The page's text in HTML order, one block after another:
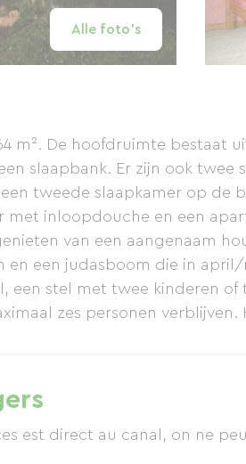
Alle foto's
m². De hoofdruimte bestaat
slaapbank. Er zijn ook twee
tweede slaapkamer op de
met inloopdouche en een
van een aangenaam
een judasboom die in
een stel met twee kinderen of
zes personen verblijven.
en later een
en we hebben ervoor
Hierheen komen betekent een
naar de essentie en de natuur
est direct au canal, on ne